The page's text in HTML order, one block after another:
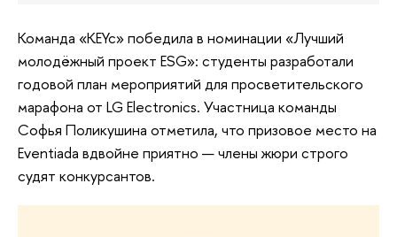
Команда «KEYc» победила в номинации «Лучший
молодёжный проект ESG»: студенты разработали
годовой план мероприятий для просветительского
марафона от LG Electronics. Участница команды
Софья Поликушина отметила, что призовое место на
Eventiada вдвойне приятно — члены жюри строго
судят конкурсантов.